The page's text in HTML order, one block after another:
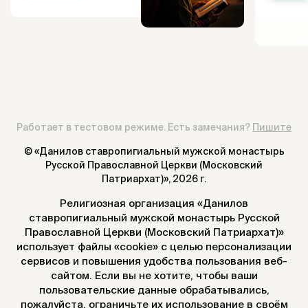
Работает в тестовом режиме. Есть замечания? Пишите
© «Данилов ставропигиальный мужской монастырь
Русской Православной Церкви (Московский
Патриархат)», 2026 г.
Религиозная организация «Данилов
ставропигиальный мужской монастырь Русской
Православной Церкви (Московский Патриархат)»
использует файлы «cookie» с целью персонализации
сервисов и повышения удобства пользования веб-
сайтом. Если вы не хотите, чтобы ваши
пользовательские данные обрабатывались,
пожалуйста, ограничьте их использование в своём